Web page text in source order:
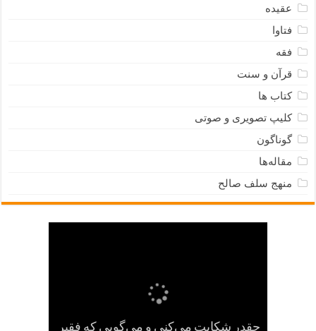
عقیده
فتاوا
فقه
قرآن و سنت
کتاب ها
کلیپ تصویری و صوتی
گوناگون
مقاله‌ها
منهج سلف صالح
چقدر شکایت می‌کنی و می‌گویی که فقیر
هرگاه با نفس خود سخن گفتی، به نفست